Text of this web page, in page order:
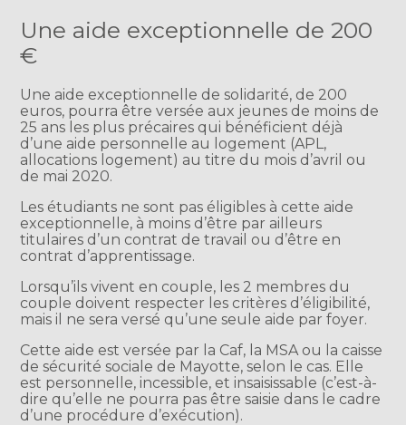
Une aide exceptionnelle de 200
€
Une aide exceptionnelle de solidarité, de 200
euros, pourra être versée aux jeunes de moins de
25 ans les plus précaires qui bénéficient déjà
d’une aide personnelle au logement (APL,
allocations logement) au titre du mois d’avril ou
de mai 2020.
Les étudiants ne sont pas éligibles à cette aide
exceptionnelle, à moins d’être par ailleurs
titulaires d’un contrat de travail ou d’être en
contrat d’apprentissage.
Lorsqu’ils vivent en couple, les 2 membres du
couple doivent respecter les critères d’éligibilité,
mais il ne sera versé qu’une seule aide par foyer.
Cette aide est versée par la Caf, la MSA ou la caisse
de sécurité sociale de Mayotte, selon le cas. Elle
est personnelle, incessible, et insaisissable (c’est-à-
dire qu’elle ne pourra pas être saisie dans le cadre
d’une procédure d’exécution).